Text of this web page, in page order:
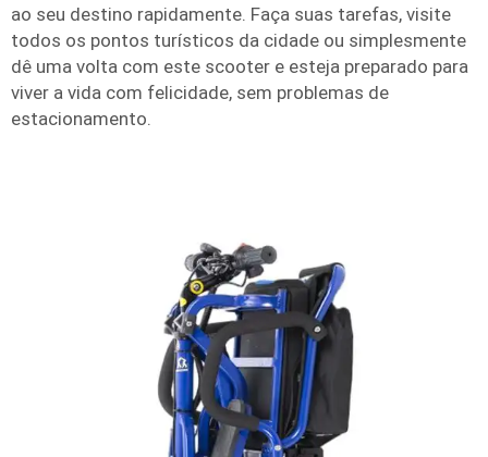
ao seu destino rapidamente. Faça suas tarefas, visite
todos os pontos turísticos da cidade ou simplesmente
dê uma volta com este scooter e esteja preparado para
viver a vida com felicidade, sem problemas de
estacionamento.